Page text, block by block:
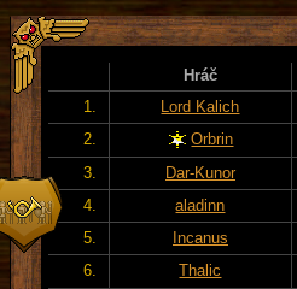
Hráč
1.
Lord Kalich
2.
Orbrin
3.
Dar-Kunor
4.
aladinn
5.
Incanus
6.
Thalic